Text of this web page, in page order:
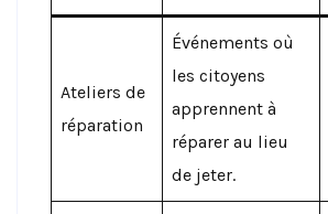
Ateliers de
réparation
Événements où
les citoyens
apprennent à
réparer au lieu
de jeter.